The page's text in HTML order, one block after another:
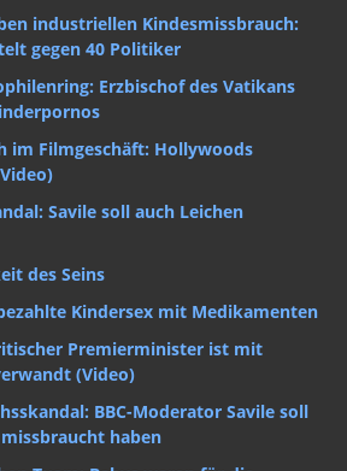
industriellen Kindesmissbrauch:
gegen 40 Politiker
Erzbischof des Vatikans
im Filmgeschäft: Hollywoods
Savile soll auch Leichen
des Seins
Kindersex mit Medikamenten
Premierminister ist mit
(Video)
BBC-Moderator Savile soll
haben